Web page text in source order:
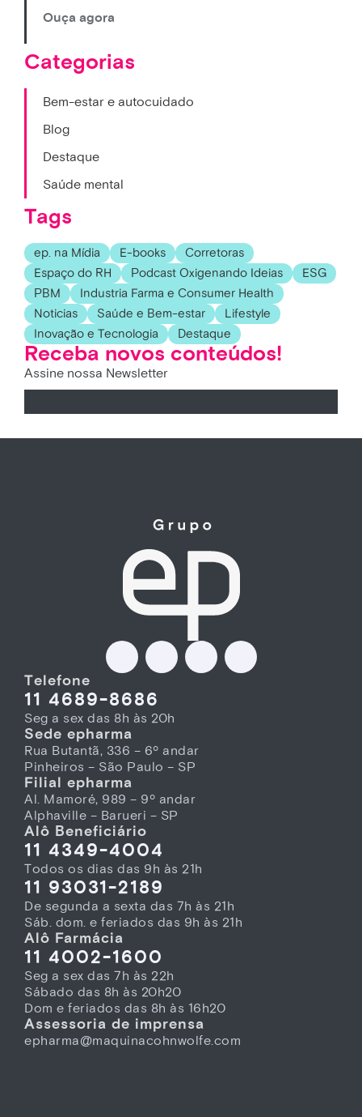
Ouça agora
Categorias
Bem-estar e autocuidado
Blog
Destaque
Saúde mental
Tags
ep. na Mídia E-books
Corretoras
Espaço do RH
Podcast Oxigenando Ideias
ESG
PBM
Industria Farma e Consumer Health
Noticias
Saúde e Bem-estar
Lifestyle
Inovação e Tecnologia
Destaque
Receba novos conteúdos!
Assine nossa Newsletter
Telefone
11 4689-8686
Seg a sex das 8h às 20h
Sede epharma
Rua Butantã, 336 – 6º andar
Pinheiros – São Paulo – SP
Filial epharma
Al. Mamoré, 989 – 9º andar
Alphaville – Barueri – SP
Alô Beneficiário
11 4349-4004
Todos os dias das 9h às 21h
11 93031-2189
De segunda a sexta das 7h às 21h
Sáb. dom. e feriados das 9h às 21h
Alô Farmácia
11 4002-1600
Seg a sex das 7h às 22h
Sábado das 8h às 20h20
Dom e feriados das 8h às 16h20
Assessoria de imprensa
epharma@maquinacohnwolfe.com